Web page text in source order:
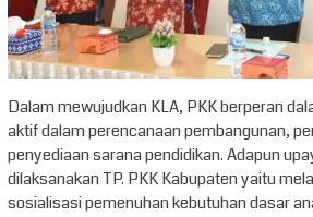
Dalam mewujudkan KLA, PKK berperan
aktif dalam perencanaan pembangunan,
penyediaan sarana pendidikan. Adapun
dilaksanakan TP. PKK Kabupaten yaitu
sosialisasi pemenuhan kebutuhan dasar